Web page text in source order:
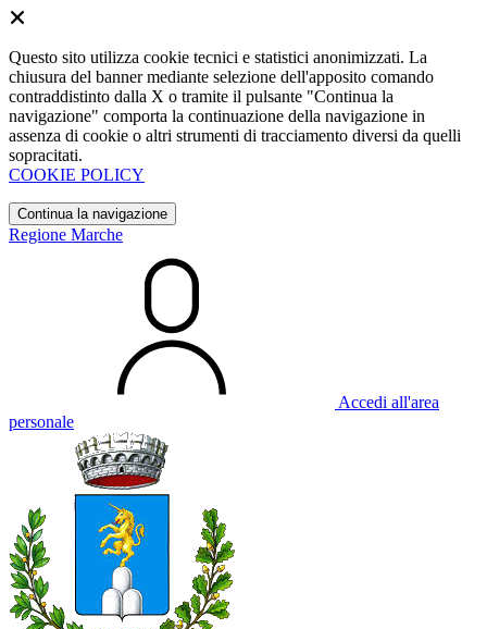
Questo sito utilizza cookie tecnici e statistici anonimizzati. La
chiusura del banner mediante selezione dell'apposito comando
contraddistinto dalla X o tramite il pulsante "Continua la
navigazione" comporta la continuazione della navigazione in
assenza di cookie o altri strumenti di tracciamento diversi da quelli
sopracitati.
COOKIE POLICY
Continua la navigazione
Regione Marche
Accedi all'area
personale